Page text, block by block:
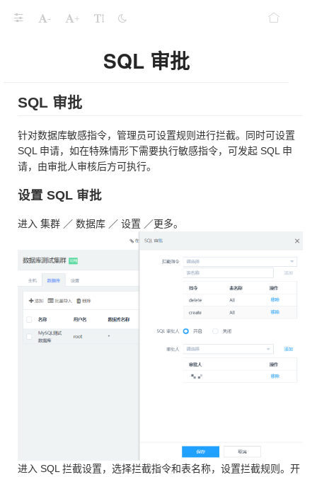
- +
SQL 审批
SQL 审批
针对数据库敏感指令，管理员可设置规则进行拦截。同时可设置
SQL 申请，如在特殊情形下需要执行敏感指令，可发起 SQL 申
请，由审批人审核后方可执行。
设置 SQL 审批
进入 集群 ／ 数据库 ／ 设置 ／更多。
进入 SQL 拦截设置，选择拦截指令和表名称，设置拦截规则。开